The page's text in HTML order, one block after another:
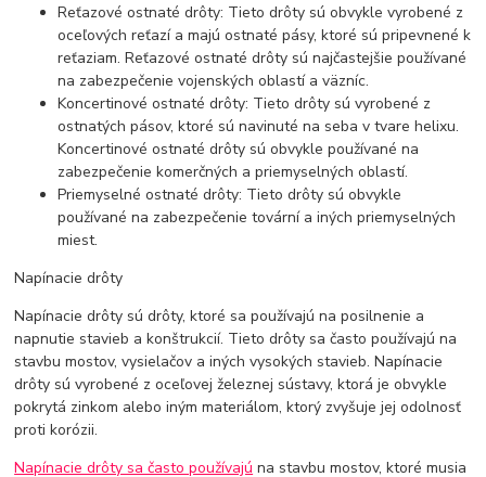
Reťazové ostnaté drôty: Tieto drôty sú obvykle vyrobené z
oceľových reťazí a majú ostnaté pásy, ktoré sú pripevnené k
reťaziam. Reťazové ostnaté drôty sú najčastejšie používané
na zabezpečenie vojenských oblastí a väzníc.
Koncertinové ostnaté drôty: Tieto drôty sú vyrobené z
ostnatých pásov, ktoré sú navinuté na seba v tvare helixu.
Koncertinové ostnaté drôty sú obvykle používané na
zabezpečenie komerčných a priemyselných oblastí.
Priemyselné ostnaté drôty: Tieto drôty sú obvykle
používané na zabezpečenie tovární a iných priemyselných
miest.
Napínacie drôty
Napínacie drôty sú drôty, ktoré sa používajú na posilnenie a
napnutie stavieb a konštrukcií. Tieto drôty sa často používajú na
stavbu mostov, vysielačov a iných vysokých stavieb. Napínacie
drôty sú vyrobené z oceľovej železnej sústavy, ktorá je obvykle
pokrytá zinkom alebo iným materiálom, ktorý zvyšuje jej odolnosť
proti korózii.
Napínacie drôty sa často používajú na stavbu mostov, ktoré musia